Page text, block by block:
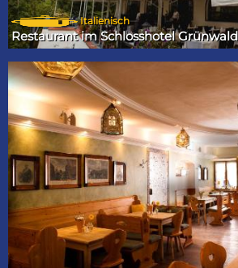
Italienisch
Restaurant im Schlosshotel Grünwald